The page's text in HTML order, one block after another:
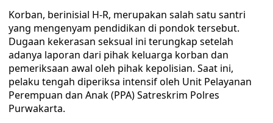
Korban, berinisial H-R, merupakan salah satu santri
yang mengenyam pendidikan di pondok tersebut.
Dugaan kekerasan seksual ini terungkap setelah
adanya laporan dari pihak keluarga korban dan
pemeriksaan awal oleh pihak kepolisian. Saat ini,
pelaku tengah diperiksa intensif oleh Unit Pelayanan
Perempuan dan Anak (PPA) Satreskrim Polres
Purwakarta.